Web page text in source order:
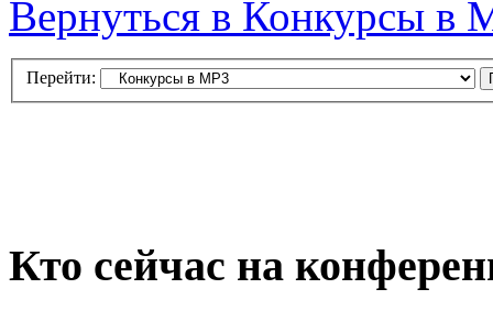
Вернуться в Конкурсы в
Перейти:
Кто сейчас на